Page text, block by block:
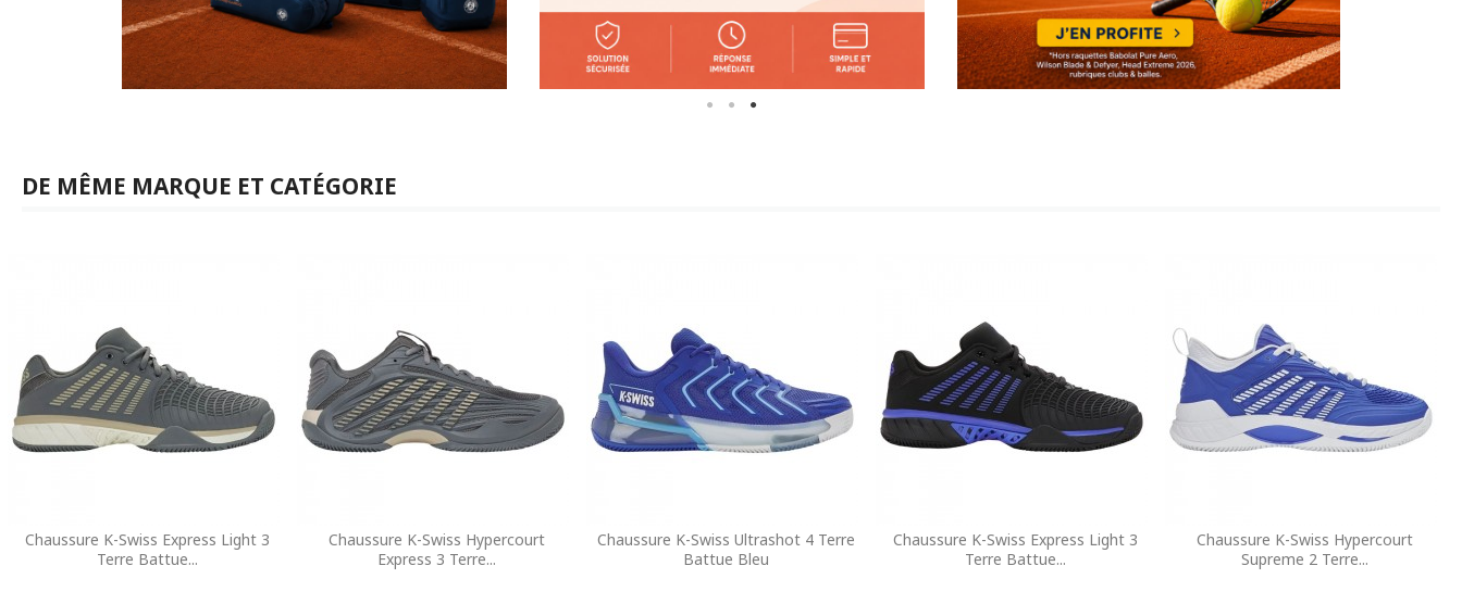
DE MÊME MARQUE ET CATÉGORIE
Chaussure K-Swiss Express Light 3
Terre Battue...
Chaussure K-Swiss Hypercourt
Express 3 Terre...
Chaussure K-Swiss Ultrashot 4 Terre
Battue Bleu
Chaussure K-Swiss Express Light 3
Terre Battue...
Chaussure K-Swiss Hypercourt
Supreme 2 Terre...